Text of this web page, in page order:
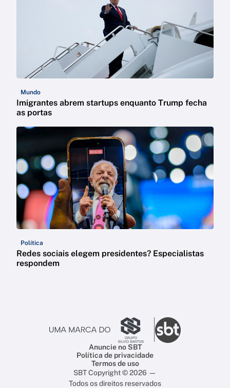
Mundo
Imigrantes abrem startups enquanto Trump fecha
as portas
Política
Redes sociais elegem presidentes? Especialistas
respondem
Anuncie no SBT
Política de privacidade
Termos de uso
SBT Copyright © 2026 —
Todos os direitos reservados